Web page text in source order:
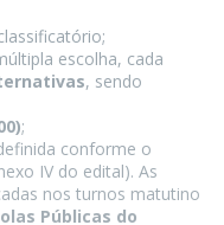
escolha, cada
, sendo
;
conforme o
IV do edital). As
nos turnos matutino
Públicas do